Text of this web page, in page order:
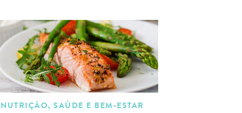
NUTRIÇÃO, SAÚDE E BEM-ESTAR